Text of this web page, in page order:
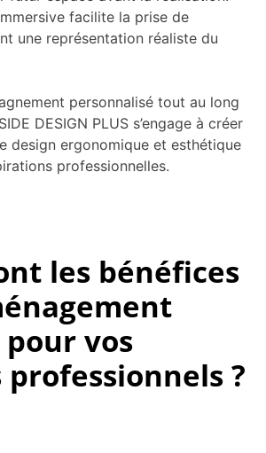
facilite la prise de
une représentation réaliste du
personnalisé tout au long
DESIGN PLUS s’engage à créer
design ergonomique et esthétique
professionnelles.
les bénéfices
vos
professionnels ?